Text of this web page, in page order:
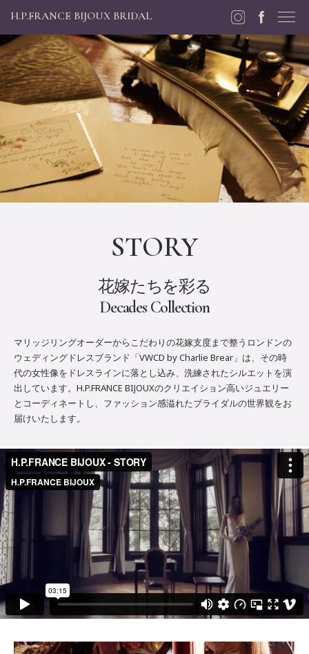
H.P.FRANCE BIJOUX BRIDAL
STORY
花嫁たちを彩る
Decades Collection
マリッジリングオーダーからこだわりの花嫁支度まで整うロンドンの
ウェディングドレスブランド「VWCD by Charlie Brear」は、その時
代の女性像をドレスラインに落とし込み、洗練されたシルエットを演
出しています。H.P.FRANCE BIJOUXのクリエイション高いジュエリー
とコーディネートし、ファッション感溢れたブライダルの世界観をお
届けいたします。